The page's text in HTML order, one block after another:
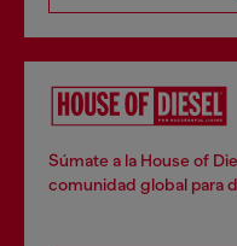
Súmate a la House of
comunidad global para